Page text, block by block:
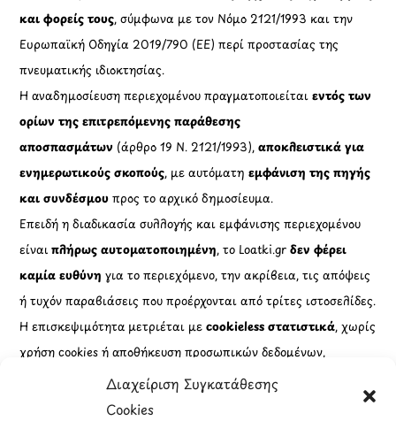
Διαχείριση Συγκατάθεσης
Cookies
OramaMedia Network
Agrotikes.gr Politikes.gr
Athlitikes.gr Texnologika.gr
AutoMotoPlus.gr Thisishellas.gr
GnosiGiaOlous.gr Topikanea.gr
GoneisPlus.gr TourismosPlus.gr
Kultura.gr TVnea.gr
Loatki.gr Upnow.gr